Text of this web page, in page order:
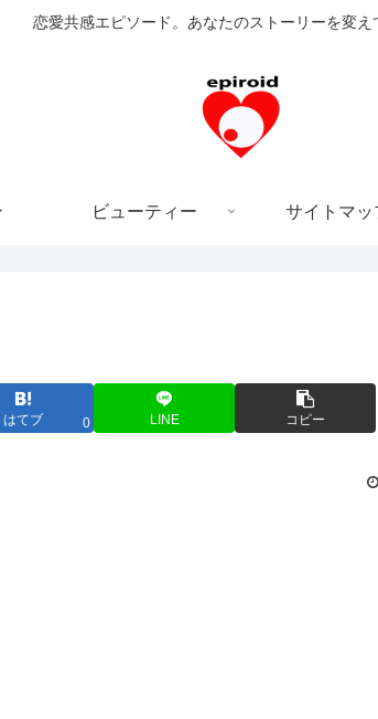
恋愛共感エピソード。あなたのストーリーを変え
ビューティー サイトマッ
はてブ 0 LINE コピー